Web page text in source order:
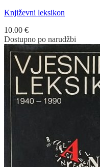
Književni leksikon
10.00 €
Dostupno po narudžbi